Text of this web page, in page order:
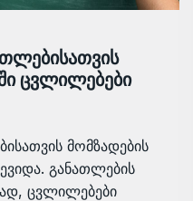
ცვლილებები
მომზადების
განათლების
ცვლილებები